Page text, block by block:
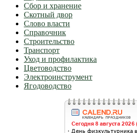
Сбор и хранение
Скотный двор
Слово власти
Справочник
Строительство
Транспорт
Уход и профилактика
Цветоводство
Электроинструмент
Ягодоводство